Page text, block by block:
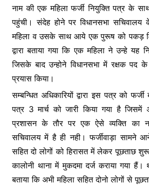
नाम की एक महिला फर्जी नियुक्ति पत्र के
पहुंची। संदेह होने पर विधानसभा सचिवालय
महिला व उसके साथ आये एक पुरूष को पकड़
द्वारा बताया गया कि एक महिला ने उन्हे यह
जिसके बाद उन्होने विधानसभा में रक्षक पद
प्रयास किया।
सम्बन्धित अधिकारियों द्वारा इस पत्र को
पत्र 3 मार्च को जारी किया गया है जिसमें
प्रशासन के तौर पर एक ऐसे व्यक्ति का
सचिवालय में है ही नही। फर्जीवाड़ा सामने
सहित दो लोगों को हिरासत में लेकर पूछताछ
कालोनी थाना में मुकदमा दर्ज कराया गया हैं।
बताया कि अभी महिला सहित दोनो लोगों से